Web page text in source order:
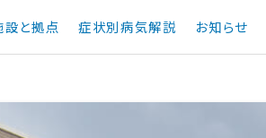
設と拠点 症状別病気解説 お知らせ